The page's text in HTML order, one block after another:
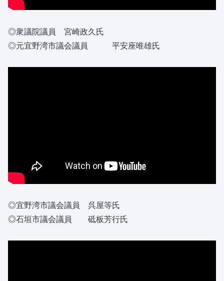
◎衆議院議員 宮崎政久氏
◎元宜野湾市議会議員 平安座唯雄氏
◎宜野湾市議会議員 呉屋等氏
◎石垣市議会議員 砥板芳行氏